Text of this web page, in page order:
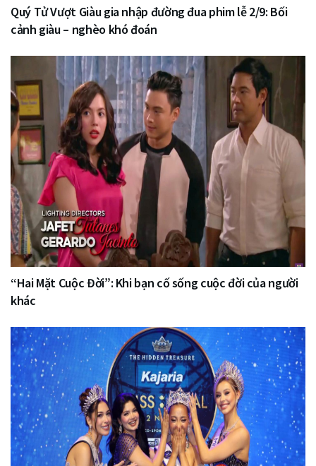
Quý Tử Vượt Giàu gia nhập đường đua phim lễ 2/9: Bối
cảnh giàu – nghèo khó đoán
“Hai Mặt Cuộc Đời”: Khi bạn cố sống cuộc đời của người
khác